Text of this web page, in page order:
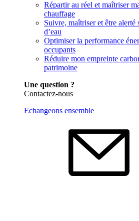
Répartir au réel et maîtriser
chauffage
Suivre, maîtriser et être alerté
d’eau
Optimiser la performance
occupants
Réduire mon empreinte
patrimoine
Une question ?
Contactez-nous
Echangeons ensemble